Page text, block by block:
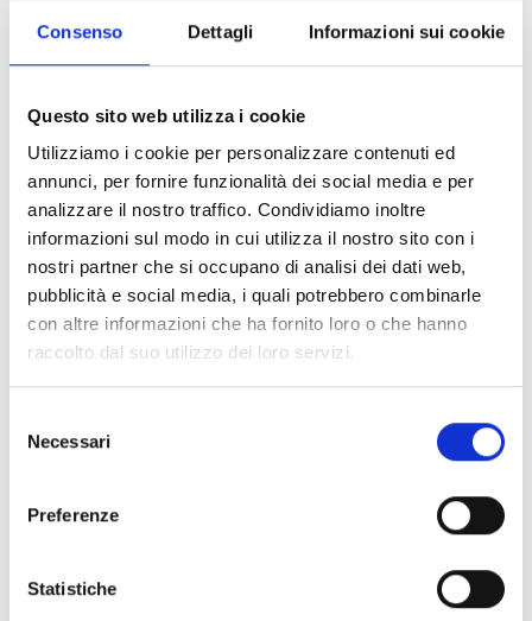
Consenso Dettagli Informazioni sui cookie
Questo sito web utilizza i cookie
Utilizziamo i cookie per personalizzare contenuti ed
annunci, per fornire funzionalità dei social media e per
analizzare il nostro traffico. Condividiamo inoltre
informazioni sul modo in cui utilizza il nostro sito con i
nostri partner che si occupano di analisi dei dati web,
pubblicità e social media, i quali potrebbero combinarle
con altre informazioni che ha fornito loro o che hanno
raccolto dal suo utilizzo dei loro servizi.
delNecessari
Preferenze
Statistiche
FEDI NUZIALI Fein Officine Orafe
Contatti: